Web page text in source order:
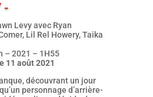
-
Levy avec Ryan
Lil Rel Howery, Taika
– 2021 – 1H55
11 août 2021
découvrant un jour
personnage d’arrière-